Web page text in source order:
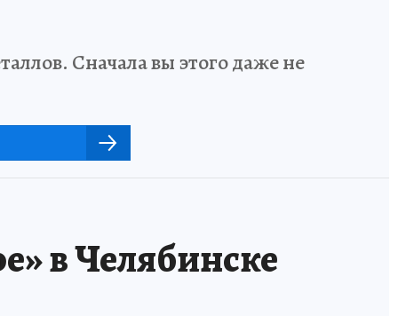
Сначала вы этого даже не
в Челябинске